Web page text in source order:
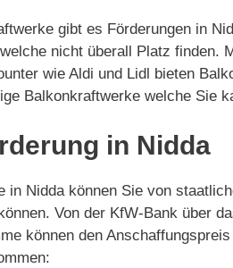
gibt es Förderungen in
nicht überall Platz
wie Aldi und Lidl bieten
Balkonkraftwerke welche Sie
in Nidda
in Nidda können Sie von
Von der KfW-Bank über
können den